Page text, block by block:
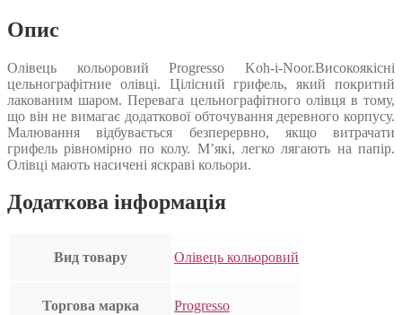
Опис
Олівець кольоровий Progresso Koh-i-Noor.Високоякісні
цельнографітние олівці. Цілісний грифель, який покритий
лакованим шаром. Перевага цельнографітного олівця в тому,
що він не вимагає додаткової обточування деревного корпусу.
Малювання відбувається безперервно, якщо витрачати
грифель рівномірно по колу. М’які, легко лягають на папір.
Олівці мають насичені яскраві кольори.
Додаткова інформація
Вид товару Олівець кольоровий
Торгова марка Progresso